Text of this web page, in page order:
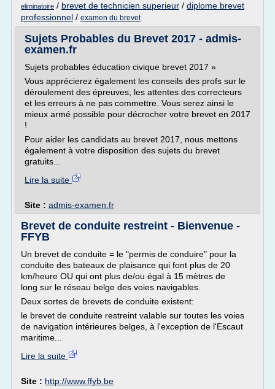
eliminatoire / brevet de technicien superieur / diplome brevet
professionnel / examen du brevet
Sujets Probables du Brevet 2017 - admis-
examen.fr
Sujets probables éducation civique brevet 2017 »
Vous apprécierez également les conseils des profs sur le
déroulement des épreuves, les attentes des correcteurs
et les erreurs à ne pas commettre. Vous serez ainsi le
mieux armé possible pour décrocher votre brevet en 2017
!
Pour aider les candidats au brevet 2017, nous mettons
également à votre disposition des sujets du brevet
gratuits...
Lire la suite
Site : admis-examen.fr
Brevet de conduite restreint - Bienvenue -
FFYB
Un brevet de conduite = le "permis de conduire" pour la
conduite des bateaux de plaisance qui font plus de 20
km/heure OU qui ont plus de/ou égal à 15 mètres de
long sur le réseau belge des voies navigables.
Deux sortes de brevets de conduite existent:
le brevet de conduite restreint valable sur toutes les voies
de navigation intérieures belges, à l'exception de l'Escaut
maritime...
Lire la suite
Site : http://www.ffyb.be